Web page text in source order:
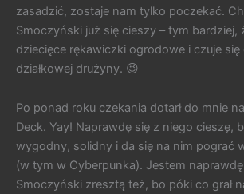
zasadzić, zostaje nam tylko poczekać.
Smoczyński już się cieszy – tym bardziej,
dziecięce rękawiczki ogrodowe i czuje się
działkowej drużyny. 😉
Po ponad roku czekania dotarł do mnie
Deck. Yay! Naprawdę się z niego cieszę,
wygodny, solidny i da się na nim pograć
(w tym w Cyberpunka). Jestem
Smoczyński zresztą też, bo póki co grał